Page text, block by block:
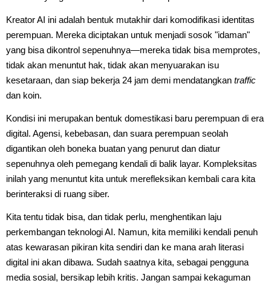
Kreator AI ini adalah bentuk mutakhir dari komodifikasi identitas
perempuan. Mereka diciptakan untuk menjadi sosok "idaman"
yang bisa dikontrol sepenuhnya—mereka tidak bisa memprotes,
tidak akan menuntut hak, tidak akan menyuarakan isu
kesetaraan, dan siap bekerja 24 jam demi mendatangkan traffic
dan koin.
Kondisi ini merupakan bentuk domestikasi baru perempuan di era
digital. Agensi, kebebasan, dan suara perempuan seolah
digantikan oleh boneka buatan yang penurut dan diatur
sepenuhnya oleh pemegang kendali di balik layar. Kompleksitas
inilah yang menuntut kita untuk merefleksikan kembali cara kita
berinteraksi di ruang siber.
Kita tentu tidak bisa, dan tidak perlu, menghentikan laju
perkembangan teknologi AI. Namun, kita memiliki kendali penuh
atas kewarasan pikiran kita sendiri dan ke mana arah literasi
digital ini akan dibawa. Sudah saatnya kita, sebagai pengguna
media sosial, bersikap lebih kritis. Jangan sampai kekaguman